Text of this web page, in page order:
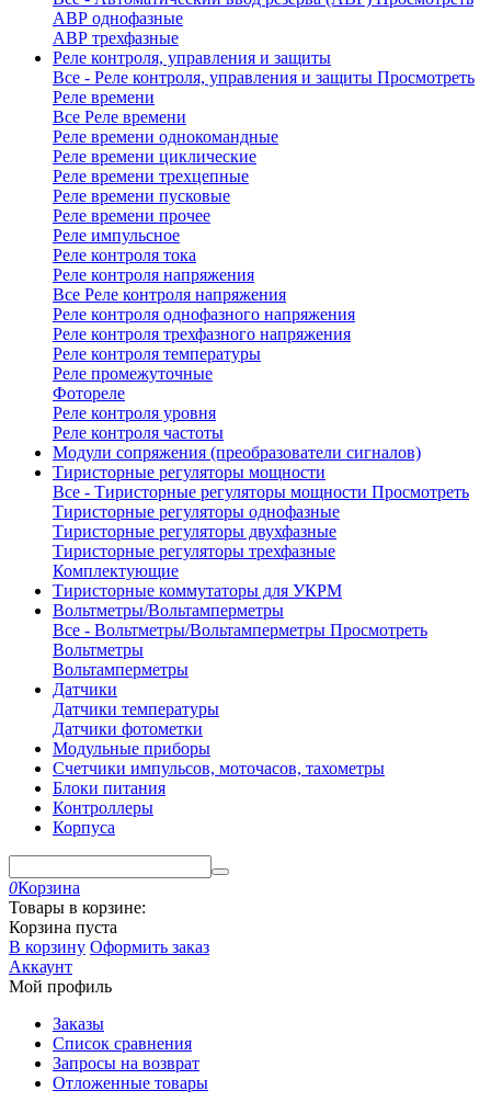
АВР однофазные
АВР трехфазные
Реле контроля, управления и защиты
Все - Реле контроля, управления и защиты Просмотреть
Реле времени
Все Реле времени
Реле времени однокомандные
Реле времени циклические
Реле времени трехцепные
Реле времени пусковые
Реле времени прочее
Реле импульсное
Реле контроля тока
Реле контроля напряжения
Все Реле контроля напряжения
Реле контроля однофазного напряжения
Реле контроля трехфазного напряжения
Реле контроля температуры
Реле промежуточные
Фотореле
Реле контроля уровня
Реле контроля частоты
Модули сопряжения (преобразователи сигналов)
Тиристорные регуляторы мощности
Все - Тиристорные регуляторы мощности Просмотреть
Тиристорные регуляторы однофазные
Тиристорные регуляторы двухфазные
Тиристорные регуляторы трехфазные
Комплектующие
Тиристорные коммутаторы для УКРМ
Вольтметры/Вольтамперметры
Все - Вольтметры/Вольтамперметры Просмотреть
Вольтметры
Вольтамперметры
Датчики
Датчики температуры
Датчики фотометки
Модульные приборы
Счетчики импульсов, моточасов, тахометры
Блоки питания
Контроллеры
Корпуса
0Корзина
Товары в корзине:
Корзина пуста
В корзину Оформить заказ
Аккаунт
Мой профиль
Заказы
Список сравнения
Запросы на возврат
Отложенные товары